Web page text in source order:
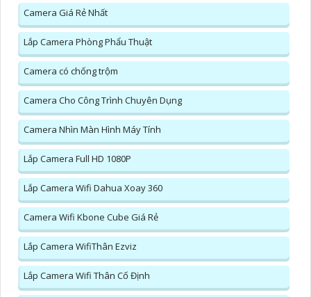
Camera Giá Rẻ Nhất
Lắp Camera Phòng Phẩu Thuật
Camera có chống trộm
Camera Cho Công Trình Chuyên Dụng
Camera Nhìn Màn Hình Máy Tính
Lắp Camera Full HD 1080P
Lắp Camera Wifi Dahua Xoay 360
Camera Wifi Kbone Cube Giá Rẻ
Lắp Camera WifiThân Ezviz
Lắp Camera Wifi Thân Cố Định